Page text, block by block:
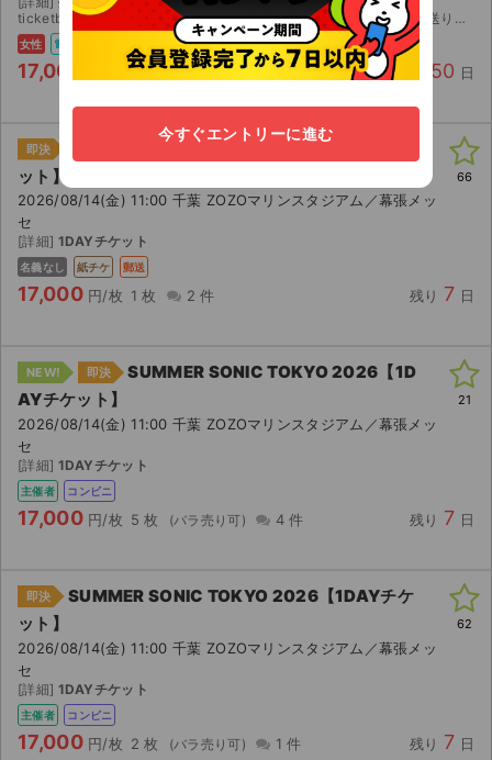
ticketbookにて分配します。 1枚は親チケットになるためQR画像を送ります。
女性 電チケ
17,000 2 枚 0 件 残り 50 日
即決
SUMMER SONIC TOKYO 2026【1DAYチケ
ット】
2026/08/14(金) 11:00 千葉 ZOZOマリンスタジアム／幕張メッ
セ
[詳細] 1DAYチケット
名義なし 紙チケ 郵送
17,000 円/枚 1 枚 2 件 残り 7 日
66
NEW! 即決
SUMMER SONIC TOKYO 2026【1D
AYチケット】
2026/08/14(金) 11:00 千葉 ZOZOマリンスタジアム／幕張メッ
セ
[詳細] 1DAYチケット
主催者 コンビニ
17,000 円/枚 5 枚 4 件 残り 7 日
21
即決
SUMMER SONIC TOKYO 2026【1DAYチケ
ット】
2026/08/14(金) 11:00 千葉 ZOZOマリンスタジアム／幕張メッ
セ
[詳細] 1DAYチケット
主催者 コンビニ
17,000 円/枚 2 枚 1 件 残り 7 日
62
今すぐエントリーに進む